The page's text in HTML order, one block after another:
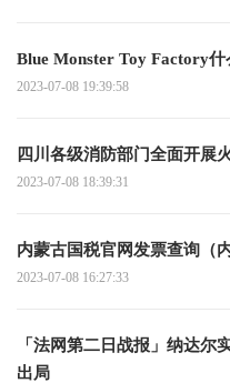
Blue Monster Toy Factory
2023-07-08 19:39:58
四川各级消防部门全面开展
2023-07-08 18:39:31
内蒙古国税官网发票查询（
2023-07-08 16:27:33
「法网第二日战报」纳达尔
出局